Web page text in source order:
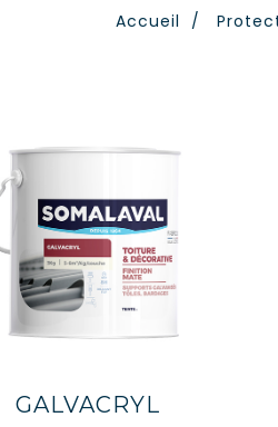
Accueil /
GALVACRYL